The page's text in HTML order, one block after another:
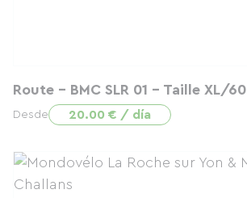
Route - BMC SLR 01 - Taille XL/60
Desde 20.00 € / día